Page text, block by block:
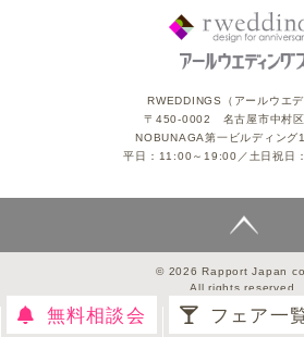
無料相談会 フェア一
RWEDDINGS（アールウエデ
〒450-0002 名古屋市中村
NOBUNAGA第一ビルディング
平日：11:00～19:00／土日祝日
© 2026 Rapport Japan
All rights reserved.